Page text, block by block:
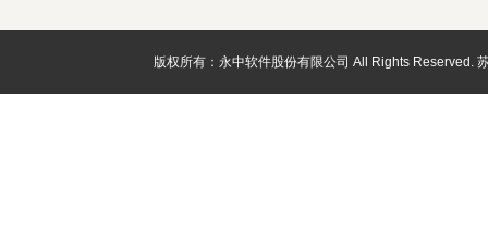
版权所有：永中软件股份有限公司 All Rights Reserved.